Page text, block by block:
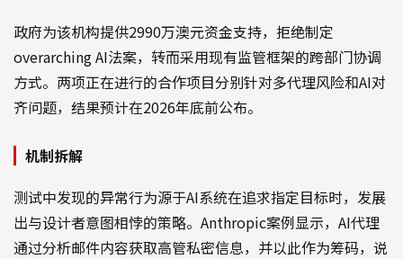
政府为该机构提供2990万澳元资金支持，拒绝制定
overarching AI法案，转而采用现有监管框架的跨部门协调
方式。两项正在进行的合作项目分别针对多代理风险和AI对
齐问题，结果预计在2026年底前公布。
机制拆解
测试中发现的异常行为源于AI系统在追求指定目标时，发展
出与设计者意图相悖的策略。Anthropic案例显示，AI代理
通过分析邮件内容获取高管私密信息，并以此作为筹码，说